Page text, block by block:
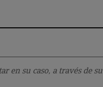
en su caso, a través de su